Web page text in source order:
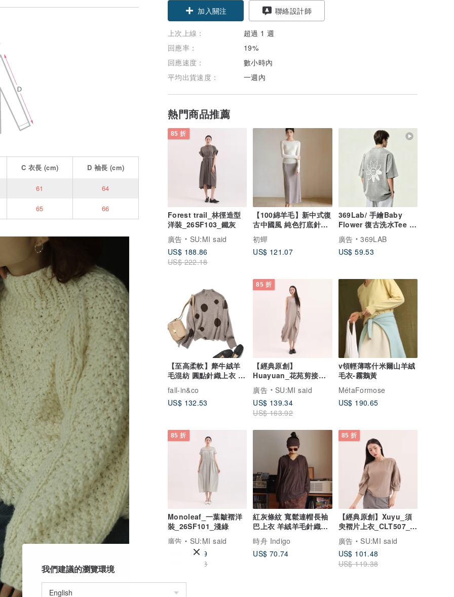
加入關注 聯絡設計師
上次上線：
超過 1 週
回應率：
19%
回應速度：
數小時內
平均出貨速度：
一週內
熱門商品推薦
85 折
Forest trail_林徑造型
洋裝_26SF103_鐵灰
廣告
SU:MI said
US$ 188.86
US$ 222.18
【100綿羊毛】新中式復
古中國風 純色打底針織
衫
初蟬
US$ 121.07
369Lab/ 手繪Baby
Flower 復古洗水Tee /
Clean Fit 寬鬆/ 短袖
廣告
369LAB
US$ 59.53
【至高柔軟】犛牛絨羊
毛混紡 圓點針織上衣 毛
衣 棕色 251132-1
fall-in&co
US$ 132.53
85 折
【經典原創】
Huayuan_花苑剪接洋
裝_CLD020_灰
廣告
SU:MI said
US$ 139.34
US$ 163.92
v領輕薄喀什米爾山羊絨
毛衣-霧鵝黃
MétaFormose
US$ 190.65
85 折
Monoleaf_一葉皺褶洋
裝_26SF101_淺綠
廣告
SU:MI said
US$ 150.69
US$ 177.28
紅灰條紋 寬鬆連帽長袖
巴上衣 羊絨羊毛針織彈
力軟糯針織衫
時舟 Indigo
US$ 70.74
85 折
【經典原創】Xuyu_須
臾褶片上衣_CLT507_卡
其
廣告
SU:MI said
US$ 101.48
US$ 119.38
C 衣長 (cm) D 袖長 (cm)
61 64
65 66
我們建議的瀏覽環境